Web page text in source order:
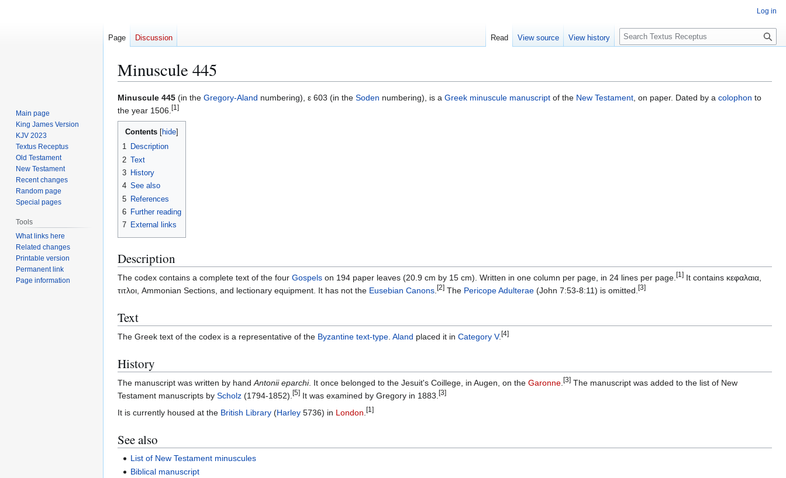
Minuscule 445
Jump
to
navigation
Jump
to
search
Minuscule 445 (in the Gregory-Aland numbering), ε 603 (in the Soden numbering), is a Greek minuscule manuscript of the New Testament, on paper. Dated by a colophon to
the year 1506. [1]
Contents
1 Description
2 Text
3 History
4 See also
5 References
6 Further reading
7 External links
Description
The codex contains a complete text of the four Gospels on 194 paper leaves (20.9 cm by 15 cm). Written in one column per page, in 24 lines per page. [1] It contains κεφαλαια,
τιτλοι, Ammonian Sections, and lectionary equipment. It has not the Eusebian Canons. [2] The Pericope Adulterae (John 7:53-8:11) is omitted. [3]
Text
The Greek text of the codex is a representative of the Byzantine text-type. Aland placed it in Category V. [4]
History
The manuscript was written by handAntonii eparchi. It once belonged to the Jesuit's Coillege, in Augen, on the Garonne. [3] The manuscript was added to the list of New
Testament manuscripts by Scholz (1794-1852). [5] It was examined by Gregory in 1883. [3]
It is currently housed at the British Library (Harley 5736) in London. [1]
See also
List of New Testament minuscules
Biblical manuscript
Log in
Page Discussion Read View source View history
S
e
c
h
Main page
King James Version
KJV 2023
Textus Receptus
Old Testament
New Testament
Recent changes
Random page
Special pages
Tools
What links here
Related changes
Printable version
Permanent link
Page information